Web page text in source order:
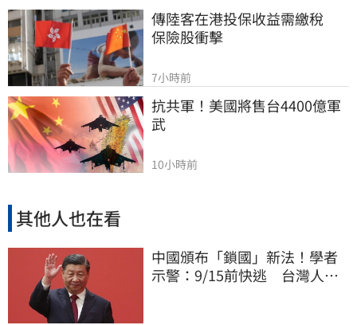
傳陸客在港投保收益需繳稅
保險股衝擊
7小時前
抗共軍！美國將售台4400億軍
武
10小時前
其他人也在看
中國頒布「鎖國」新法！學者
示警：9/15前快逃 台灣人也